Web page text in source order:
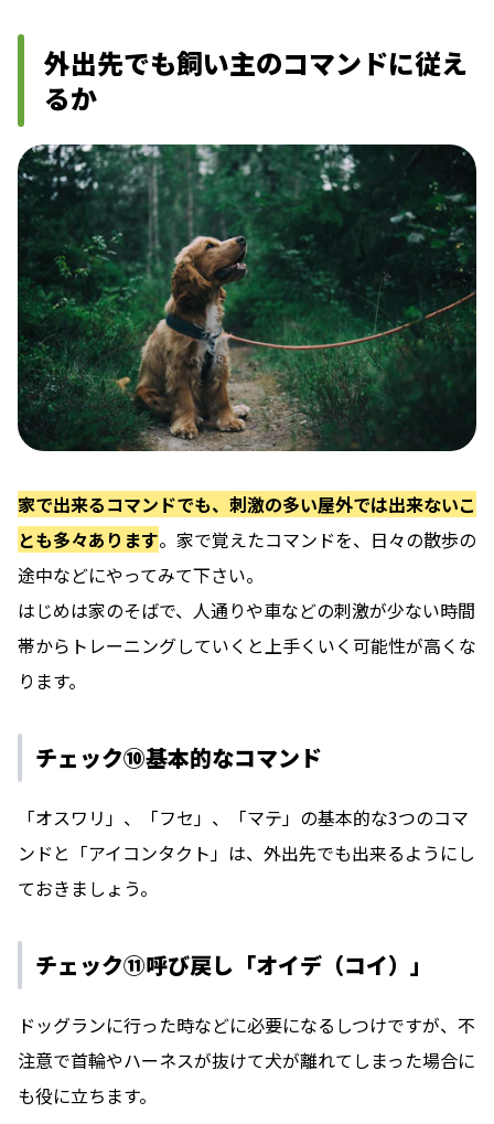
外出先でも飼い主のコマンドに従え
るか
家で出来るコマンドでも、刺激の多い屋外では出来ないこ
とも多々あります。家で覚えたコマンドを、日々の散歩の
途中などにやってみて下さい。
はじめは家のそばで、人通りや車などの刺激が少ない時間
帯からトレーニングしていくと上手くいく可能性が高くな
ります。
チェック⑩基本的なコマンド
「オスワリ」、「フセ」、「マテ」の基本的な3つのコマ
ンドと「アイコンタクト」は、外出先でも出来るようにし
ておきましょう。
チェック⑪呼び戻し「オイデ（コイ）」
ドッグランに行った時などに必要になるしつけですが、不
注意で首輪やハーネスが抜けて犬が離れてしまった場合に
も役に立ちます。